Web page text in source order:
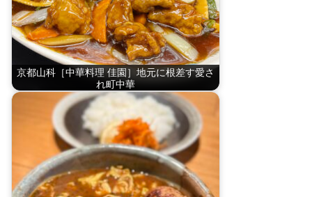
京都山科［中華料理 佳園］地元に根差す愛さ
れ町中華